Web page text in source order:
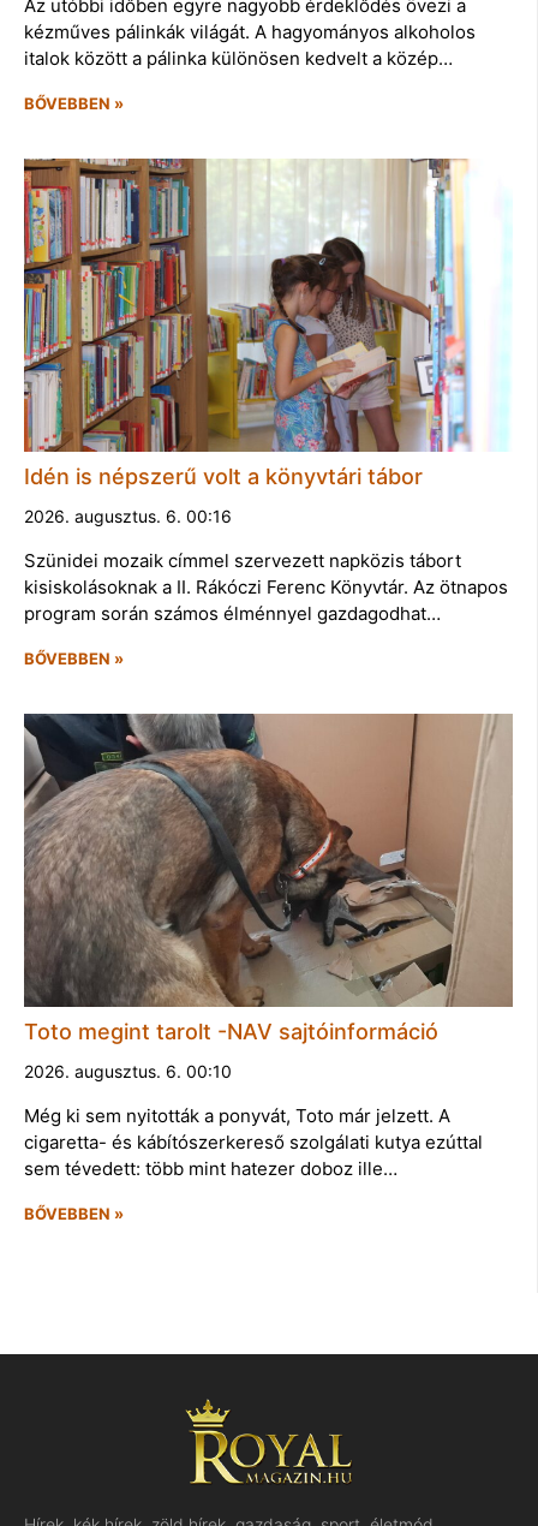
Az utóbbi időben egyre nagyobb érdeklődés övezi a
kézműves pálinkák világát. A hagyományos alkoholos
italok között a pálinka különösen kedvelt a közép…
BŐVEBBEN »
Idén is népszerű volt a könyvtári tábor
2026. augusztus. 6. 00:16
Szünidei mozaik címmel szervezett napközis tábort
kisiskolásoknak a II. Rákóczi Ferenc Könyvtár. Az ötnapos
program során számos élménnyel gazdagodhat…
BŐVEBBEN »
Toto megint tarolt -NAV sajtóinformáció
2026. augusztus. 6. 00:10
Még ki sem nyitották a ponyvát, Toto már jelzett. A
cigaretta- és kábítószerkereső szolgálati kutya ezúttal
sem tévedett: több mint hatezer doboz ille…
BŐVEBBEN »